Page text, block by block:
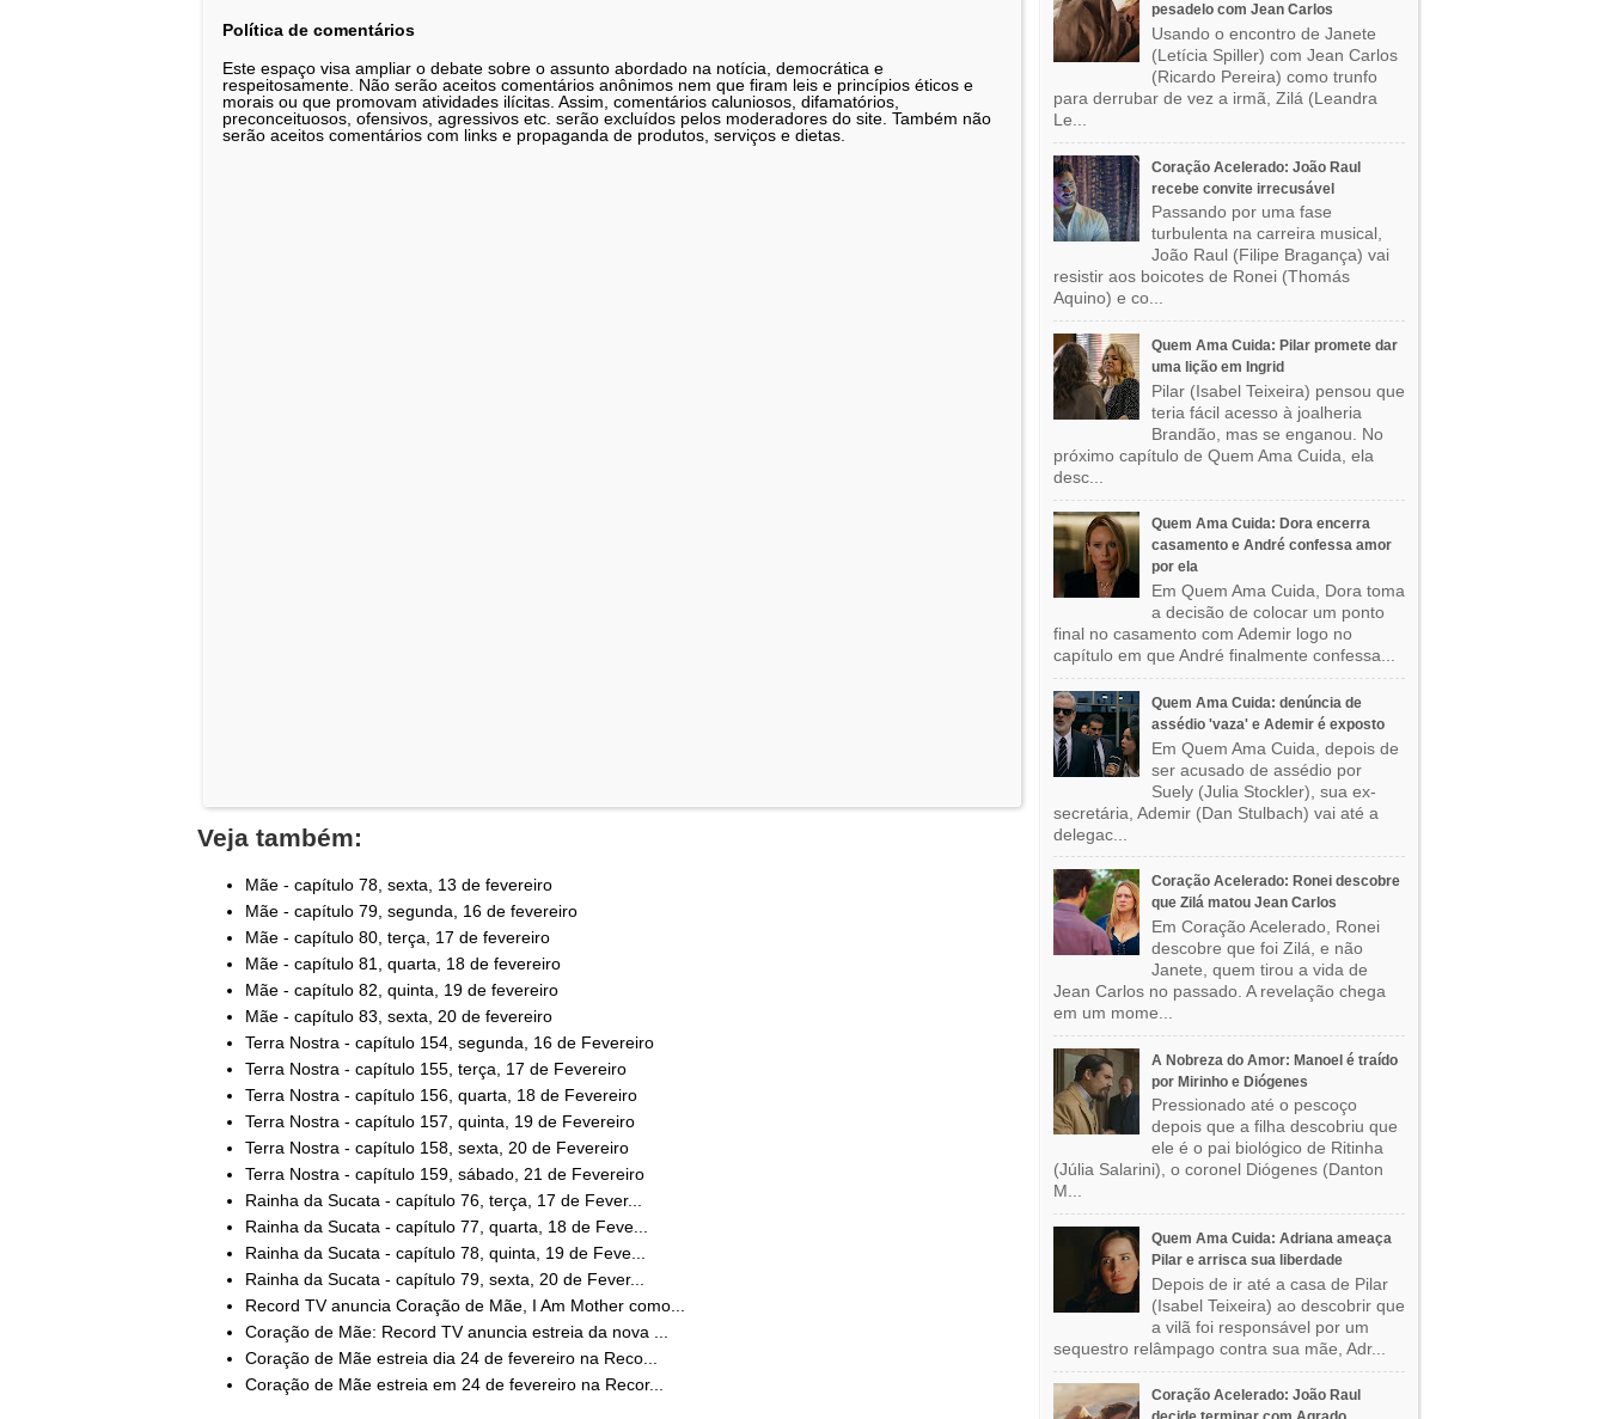
Política de comentários
Este espaço visa ampliar o debate sobre o assunto abordado na notícia, democrática e
respeitosamente. Não serão aceitos comentários anônimos nem que firam leis e princípios éticos e
morais ou que promovam atividades ilícitas. Assim, comentários caluniosos, difamatórios,
preconceituosos, ofensivos, agressivos etc. serão excluídos pelos moderadores do site. Também não
serão aceitos comentários com links e propaganda de produtos, serviços e dietas.
Veja também:
Mãe - capítulo 78, sexta, 13 de fevereiro
Mãe - capítulo 79, segunda, 16 de fevereiro
Mãe - capítulo 80, terça, 17 de fevereiro
Mãe - capítulo 81, quarta, 18 de fevereiro
Mãe - capítulo 82, quinta, 19 de fevereiro
Mãe - capítulo 83, sexta, 20 de fevereiro
Terra Nostra - capítulo 154, segunda, 16 de Fevereiro
Terra Nostra - capítulo 155, terça, 17 de Fevereiro
Terra Nostra - capítulo 156, quarta, 18 de Fevereiro
Terra Nostra - capítulo 157, quinta, 19 de Fevereiro
Terra Nostra - capítulo 158, sexta, 20 de Fevereiro
Terra Nostra - capítulo 159, sábado, 21 de Fevereiro
Rainha da Sucata - capítulo 76, terça, 17 de Fever...
Rainha da Sucata - capítulo 77, quarta, 18 de Feve...
Rainha da Sucata - capítulo 78, quinta, 19 de Feve...
Rainha da Sucata - capítulo 79, sexta, 20 de Fever...
Record TV anuncia Coração de Mãe, I Am Mother como...
Coração de Mãe: Record TV anuncia estreia da nova ...
Coração de Mãe estreia dia 24 de fevereiro na Reco...
Coração de Mãe estreia em 24 de fevereiro na Recor...
pesadelo com Jean Carlos
Usando o encontro de Janete
(Letícia Spiller) com Jean Carlos
(Ricardo Pereira) como trunfo
para derrubar de vez a irmã, Zilá (Leandra
Le...
Coração Acelerado: João Raul
recebe convite irrecusável
Passando por uma fase
turbulenta na carreira musical,
João Raul (Filipe Bragança) vai
resistir aos boicotes de Ronei (Thomás
Aquino) e co...
Quem Ama Cuida: Pilar promete dar
uma lição em Ingrid
Pilar (Isabel Teixeira) pensou que
teria fácil acesso à joalheria
Brandão, mas se enganou. No
próximo capítulo de Quem Ama Cuida, ela
desc...
Quem Ama Cuida: Dora encerra
casamento e André confessa amor
por ela
Em Quem Ama Cuida, Dora toma
a decisão de colocar um ponto
final no casamento com Ademir logo no
capítulo em que André finalmente confessa...
Quem Ama Cuida: denúncia de
assédio 'vaza' e Ademir é exposto
Em Quem Ama Cuida, depois de
ser acusado de assédio por
Suely (Julia Stockler), sua ex-
secretária, Ademir (Dan Stulbach) vai até a
delegac...
Coração Acelerado: Ronei descobre
que Zilá matou Jean Carlos
Em Coração Acelerado, Ronei
descobre que foi Zilá, e não
Janete, quem tirou a vida de
Jean Carlos no passado. A revelação chega
em um mome...
A Nobreza do Amor: Manoel é traído
por Mirinho e Diógenes
Pressionado até o pescoço
depois que a filha descobriu que
ele é o pai biológico de Ritinha
(Júlia Salarini), o coronel Diógenes (Danton
M...
Quem Ama Cuida: Adriana ameaça
Pilar e arrisca sua liberdade
Depois de ir até a casa de Pilar
(Isabel Teixeira) ao descobrir que
a vilã foi responsável por um
sequestro relâmpago contra sua mãe, Adr...
Coração Acelerado: João Raul